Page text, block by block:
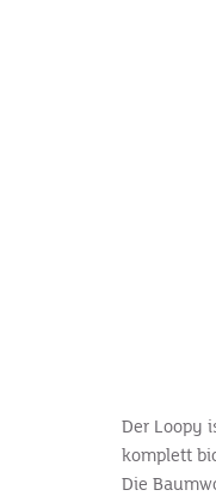
Der Loopy
komplett
Die